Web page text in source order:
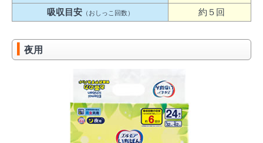
吸収目安（おしっこ回数） 約５回
夜用